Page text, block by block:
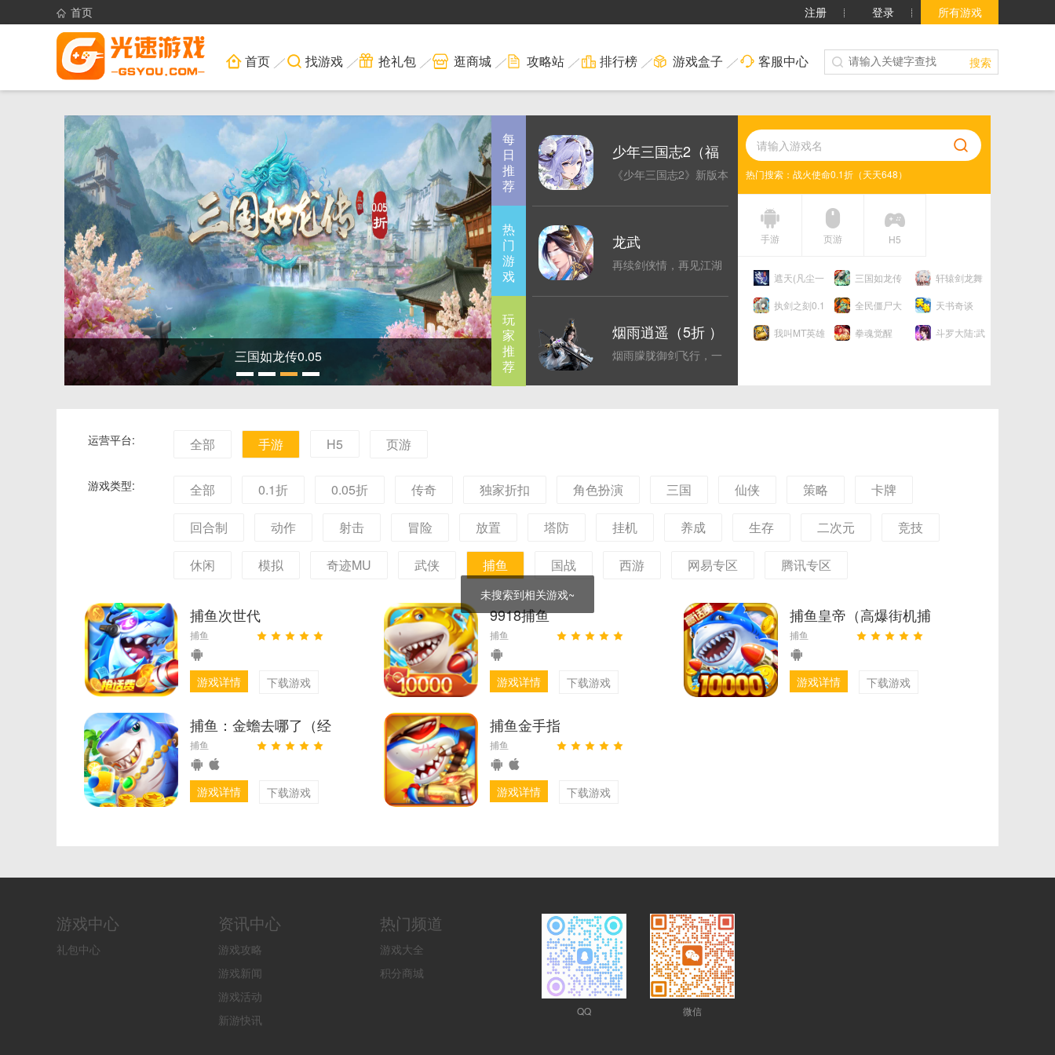
首页 注册 登录 所有游戏
首页 找游戏 抢礼包 逛商城 攻略站 排行榜 游戏盒子 客服中心 搜索
三国如龙传0.05 战火使命（0.1折免费版）
每
日
推
荐
少年三国志2（福
利版）
《少年三国志2》新版本
热
门
游
戏
龙武
再续剑侠情，再见江湖
玩
家
推
荐
烟雨逍遥（5折 ）
烟雨朦胧御剑飞行，一
热门搜索： 战火使命0.1折（天天648）
烈火骑士（复古六职业元宝服）
手游
页游 H5
遮天(凡尘一
三国如龙传
轩辕剑龙舞
倍代金买断）
执剑之刻0.1
全民僵尸大
天书奇谈
我叫MT英雄
拳魂觉醒
斗罗大陆:武
运营平台: 全部 手游 H5 页游
游戏类型: 全部 0.1折 0.05折 传奇 独家折扣 角色扮演 三国 仙侠 策略 卡牌
回合制 动作 射击 冒险 放置 塔防 挂机 养成 生存 二次元 竞技
休闲 模拟 奇迹MU 武侠 捕鱼 国战 西游 网易专区 腾讯专区
捕鱼次世代
捕鱼
游戏详情 下载游戏
9918捕鱼
捕鱼
游戏详情 下载游戏
捕鱼皇帝（高爆街机捕
鱼）
捕鱼
游戏详情 下载游戏
捕鱼：金蟾去哪了（经
典街机捕鱼）
捕鱼
游戏详情 下载游戏
捕鱼金手指
捕鱼
游戏详情 下载游戏
游戏中心
礼包中心
资讯中心
游戏攻略
游戏新闻
游戏活动
新游快讯
热门频道
游戏大全
积分商城
QQ 微信
未搜索到相关游戏~